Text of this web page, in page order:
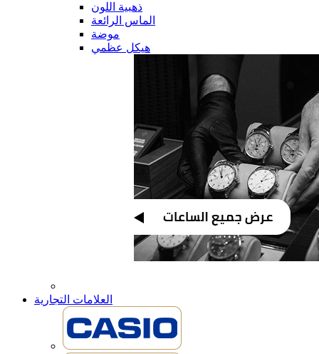
ذهبية اللون
الماس الرائعة
موضة
هيكل عظمي
العلامات التجارية